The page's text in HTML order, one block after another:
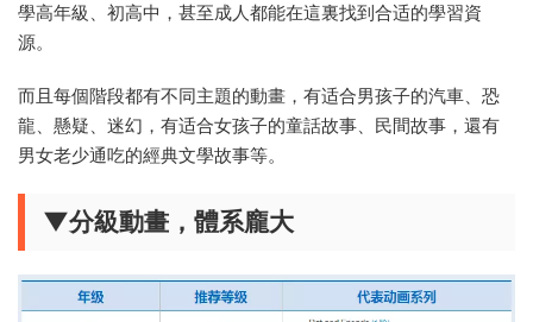
學高年級、初高中，甚至成人都能在這裏找到合适的學習資
源。
而且每個階段都有不同主題的動畫，有适合男孩子的汽車、恐
龍、懸疑、迷幻，有适合女孩子的童話故事、民間故事，還有
男女老少通吃的經典文學故事等。
▼分級動畫，體系龐大